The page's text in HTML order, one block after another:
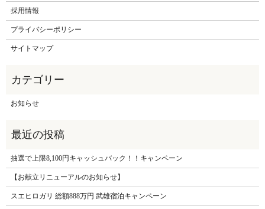
採用情報
プライバシーポリシー
サイトマップ
お知らせ
抽選で上限8,100円キャッシュバック！！キャンペーン
【お献立リニューアルのお知らせ】
スエヒロガリ 総額888万円 武雄宿泊キャンペーン